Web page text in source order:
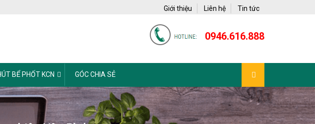
Giới thiệu Liên hệ Tin tức
0946.616.888
BỂ PHỐT KCN GÓC CHIA SẺ